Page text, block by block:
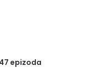
epizoda